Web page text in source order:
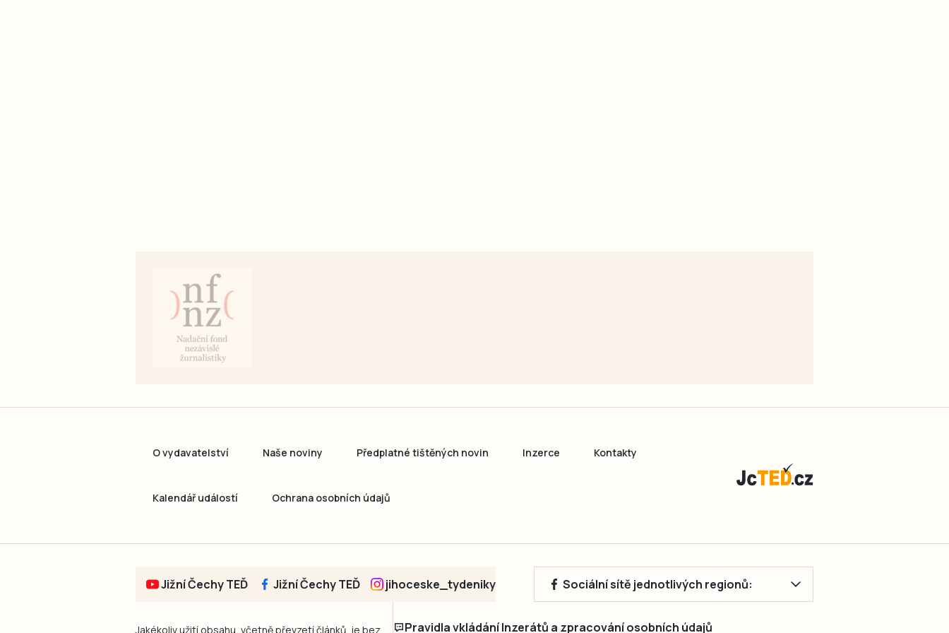
O vydavatelství Naše noviny Předplatné tištěných novin Inzerce Kontakty
Kalendář událostí Ochrana osobních údajů
Jižní Čechy TEĎ Jižní Čechy TEĎ jihoceske_tydeniky Sociální sítě jednotlivých regionů:
Jakékoliv užití obsahu, včetně převzetí článků, je bez Pravidla vkládání Inzerátů a zpracování osobních údajů